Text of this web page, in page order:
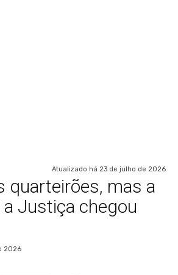
Atualizado há 23 de julho de 2026
quarteirões, mas a
Justiça chegou
2026